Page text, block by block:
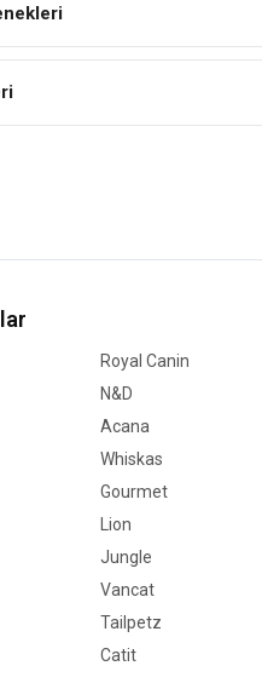
Royal Canin
N&D
Acana
Whiskas
Gourmet
Lion
Jungle
Vancat
Tailpetz
Catit